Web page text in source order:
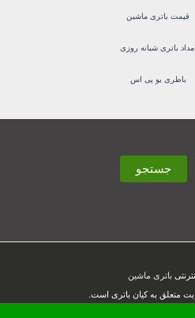
قیمت باتری ماشین
امداد باتری شبانه روزی
باطری یو پی اس
جستجو
باتری ماشین
متعلق به کیان باتری است.